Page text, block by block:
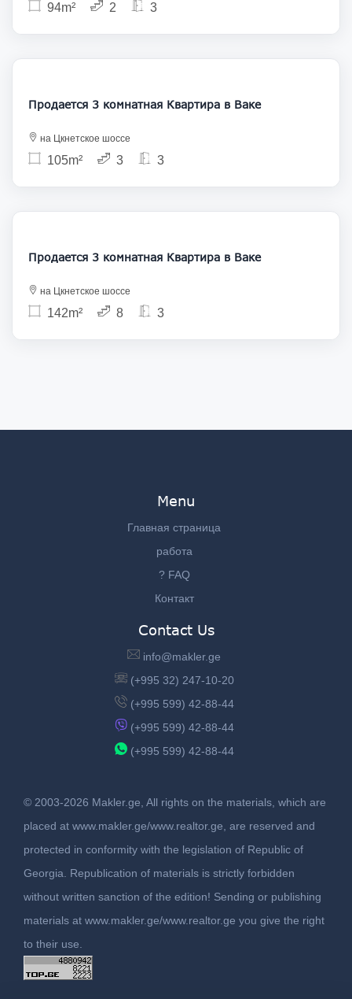
94m² 2 3
280 000
Продается 3 комнатная Квартира в Ваке
на Цкнетское шоссе
105m² 3 3
255 600
Продается 3 комнатная Квартира в Ваке
на Цкнетское шоссе
142m² 8 3
Menu
Главная страница
работа
? FAQ
Контакт
Contact Us
info@makler.ge
(+995 32) 247-10-20
(+995 599) 42-88-44
(+995 599) 42-88-44
(+995 599) 42-88-44
© 2003-2026 Makler.ge, All rights on the materials, which are
placed at www.makler.ge/www.realtor.ge, are reserved and
protected in conformity with the legislation of Republic of
Georgia. Republication of materials is strictly forbidden
without written sanction of the edition! Sending or publishing
materials at www.makler.ge/www.realtor.ge you give the right
to their use.